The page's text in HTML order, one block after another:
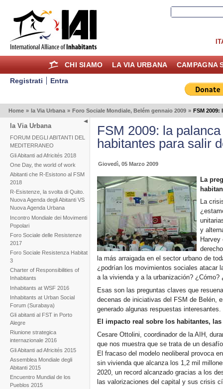
CHI SIAMO LA VIA URBANA CAMPAGNA
Registrati Entra
Home » la Via Urbana » Foro Sociale Mondiale, Belém gennaio 2009 » FSM
la Via Urbana
FORUM DEGLI ABITANTI DEL
MEDITERRANEO
Gli Abitanti ad Africités 2018
One Day, the world of work
Abitanti che R-Esistono al FSM
2018
R-Esistenze, la svolta di Quito.
Nuova Agenda degli Abitanti VS
Nuova Agenda Urbana
Incontro Mondiale dei Movimenti
Popolari
Foro Sociale delle Resistenze
2017
Foro Sociale Resistenza Habitat
3
Charter of Responsibilities of
Inhabitants
Inhabitants at WSF 2016
Inhabitants at Urban Social
Forum (Surabaya)
Gli abitanti al FST in Porto
Alegre
Riunione strategica
internazionale 2016
Gli Abitanti ad Africités 2015
Assemblea Mondiale degli
Abitanti 2015
Encuentro Mundial de los
Pueblos 2015
FSM 2009: la
habitantes para salir
Giovedì, 05 Marzo 2009
La
La
y
la más arraigada en el sector urbano de
¿podrían los movimientos sociales atacar
a la vivienda y a la urbanización? ¿Cómo?
Esas son las preguntas claves que
decenas de iniciativas del FSM de Belén,
generado algunas respuestas interesantes.
El impacto real sobre los habitantes,
Cesare Ottolini, coordinador de la AIH,
que nos muestra que se trata de un
El fracaso del modelo neoliberal provoca
sin vivienda que alcanza los 1,2 mil
2020, un record alcanzado gracias a los
las valorizaciones del capital y sus crisis